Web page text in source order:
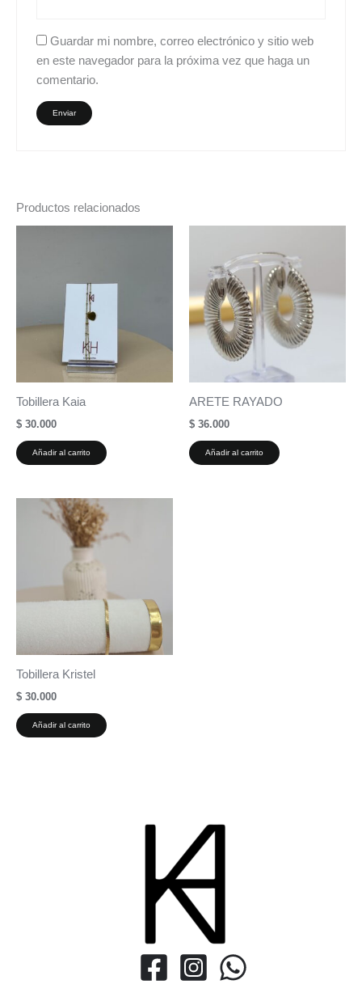
Guardar mi nombre, correo electrónico y sitio web
en este navegador para la próxima vez que haga un
comentario.
Productos relacionados
Tobillera Kaia
$ 30.000
Añadir al carrito
ARETE RAYADO
$ 36.000
Añadir al carrito
Tobillera Kristel
$ 30.000
Añadir al carrito